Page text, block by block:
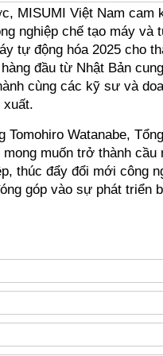
MISUMI Việt Nam cam
nghiệp chế tạo máy và
tự động hóa 2025 cho
đầu từ Nhật Bản
cùng các kỹ sư và
xuất.
Tomohiro Watanabe,
muốn trở thành cầu
thúc đẩy đổi mới công
góp vào sự phát triển